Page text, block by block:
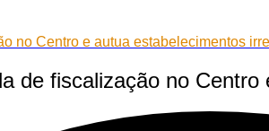
no Centro e autua estabelecimentos
de fiscalização no